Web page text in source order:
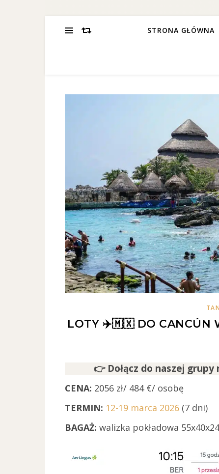
STRONA GŁÓWNA
LOTY ✈️🇲🇽 DO CANCÚN
👉 Dołącz do naszej
CENA: 2056 zł/ 484 €/ osobę
TERMIN: 12-19 marca 2026 (7 dni)
BAGAŻ: walizka pokładowa